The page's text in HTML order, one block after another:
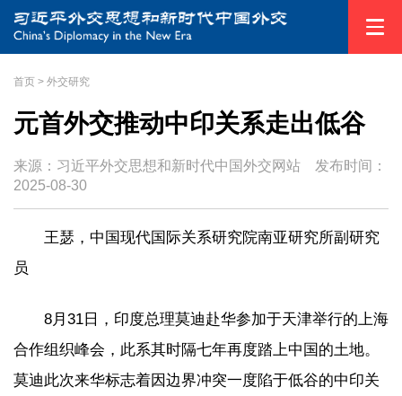
首页 > 外交研究
元首外交推动中印关系走出低谷
来源：习近平外交思想和新时代中国外交网站 发布时间：
2025-08-30
王瑟，中国现代国际关系研究院南亚研究所副研究
员
8月31日，印度总理莫迪赴华参加于天津举行的上海
合作组织峰会，此系其时隔七年再度踏上中国的土地。
莫迪此次来华标志着因边界冲突一度陷于低谷的中印关